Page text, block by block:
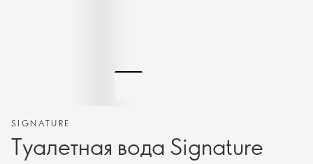
SIGNATURE
Туалетная вода Signature